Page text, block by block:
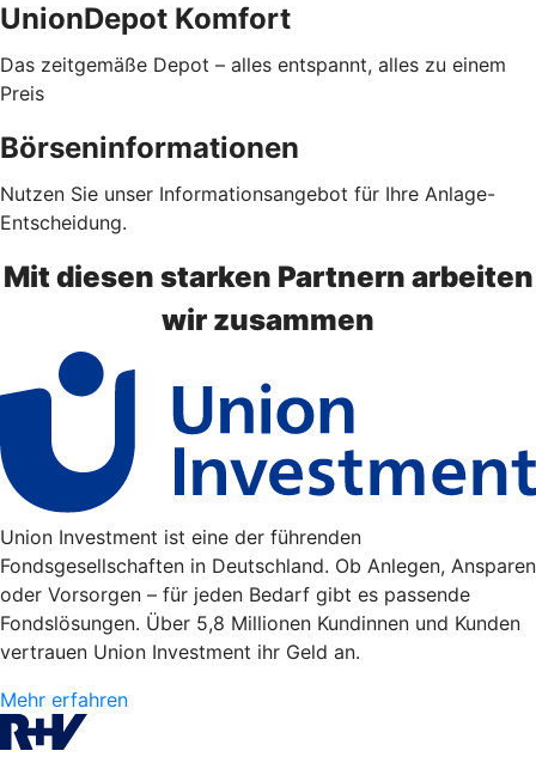
UnionDepot Komfort
Das zeitgemäße Depot – alles entspannt, alles zu einem
Preis
Börseninformationen
Nutzen Sie unser Informationsangebot für Ihre Anlage-
Entscheidung.
Mit diesen starken Partnern arbeiten
wir zusammen
Union Investment ist eine der führenden
Fondsgesellschaften in Deutschland. Ob Anlegen, Ansparen
oder Vorsorgen – für jeden Bedarf gibt es passende
Fondslösungen. Über 5,8 Millionen Kundinnen und Kunden
vertrauen Union Investment ihr Geld an.
Mehr erfahren